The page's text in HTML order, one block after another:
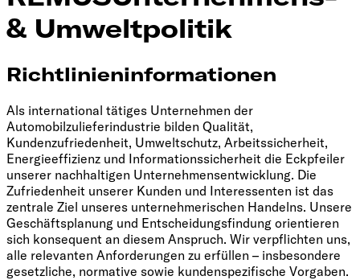
& Umweltpolitik
Richtlinieninformationen
Als international tätiges Unternehmen der
Automobilzulieferindustrie bilden Qualität,
Kundenzufriedenheit, Umweltschutz, Arbeitssicherheit,
Energieeffizienz und Informationssicherheit die Eckpfeiler
unserer nachhaltigen Unternehmensentwicklung. Die
Zufriedenheit unserer Kunden und Interessenten ist das
zentrale Ziel unseres unternehmerischen Handelns. Unsere
Geschäftsplanung und Entscheidungsfindung orientieren
sich konsequent an diesem Anspruch. Wir verpflichten uns,
alle relevanten Anforderungen zu erfüllen – insbesondere
gesetzliche, normative sowie kundenspezifische Vorgaben.